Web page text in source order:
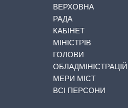
ВЕРХОВНА
РАДА
КАБІНЕТ
МІНІСТРІВ
ГОЛОВИ
ОБЛАДМІНІСТРАЦІЙ
МЕРИ МІСТ
ВСІ ПЕРСОНИ